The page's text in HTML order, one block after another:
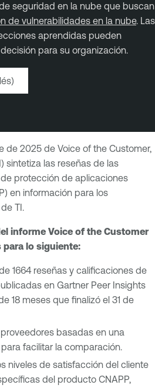
seguridad en la nube que buscan
de vulnerabilidades en la nube. Las
aprendidas pueden
para su organización.
de 2025 de Voice of the Customer,
sintetiza las reseñas de las
protección de aplicaciones
en información para los
TI.
informe Voice of the Customer
para lo siguiente:
1664 reseñas y calificaciones de
en Gartner Peer Insights
18 meses que finalizó el 31 de
basadas en una
facilitar la comparación.
niveles de satisfacción del cliente
del producto CNAPP,